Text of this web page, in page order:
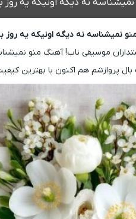
نمیشناسه نه دیگه اونیکه یه روز
موسیقی ناب! آهنگ منو
پروازشم هم اکنون با بهترین